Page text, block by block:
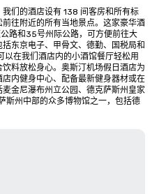
们的酒店设有 138 间客房和所有标
往附近的所有当地景点。这家豪华酒
路和35号州际公路，可方便前往大
东京电子、甲骨文、德勤、国税局和
在我们酒店内的小酒馆餐厅轻松用
料放松身心。奥斯汀机场假日酒店为
内健身中心、配备最新健身器材或在
金尼瀑布州立公园、德克萨斯州皇家
斯州中部的众多博物馆之一，包括德